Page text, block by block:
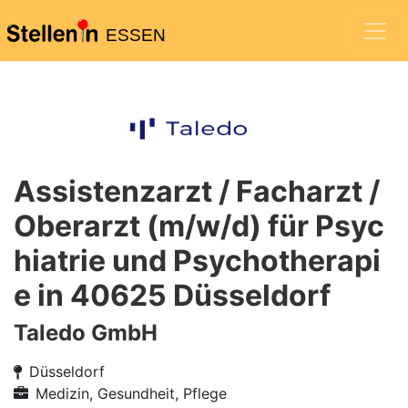
ESSEN
Assistenzarzt / Facharzt /
Oberarzt (m/w/d) für Psyc
hiatrie und Psychotherapi
e in 40625 Düsseldorf
Taledo GmbH
Düsseldorf
Medizin, Gesundheit, Pflege